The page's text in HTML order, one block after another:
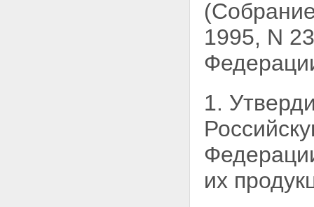
1995, N
1.
их